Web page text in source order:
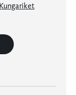
Kungariket